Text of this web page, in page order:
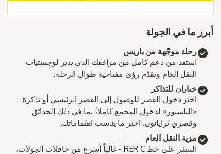
أبرز ما في الجولة
رحلة موجّهة من باريس
استفد من دعم كامل من مرافقك الذي يدير لوجستيات
النقل العام ويقدّم رؤى مفتاحية طوال الرحلة.
خياران للتذاكر
اختر دخول القصر للوصول إلى القصر الرئيسي أو تذكرة
«الباسبور» لدخول المجمع كاملاً، بما في ذلك الحدائق
وقصري ترايانون. اختر ما يناسب اهتماماتك.
مزية النقل العام
السفر على خط RER C - غالباً أسرع من حافلات الجولات،